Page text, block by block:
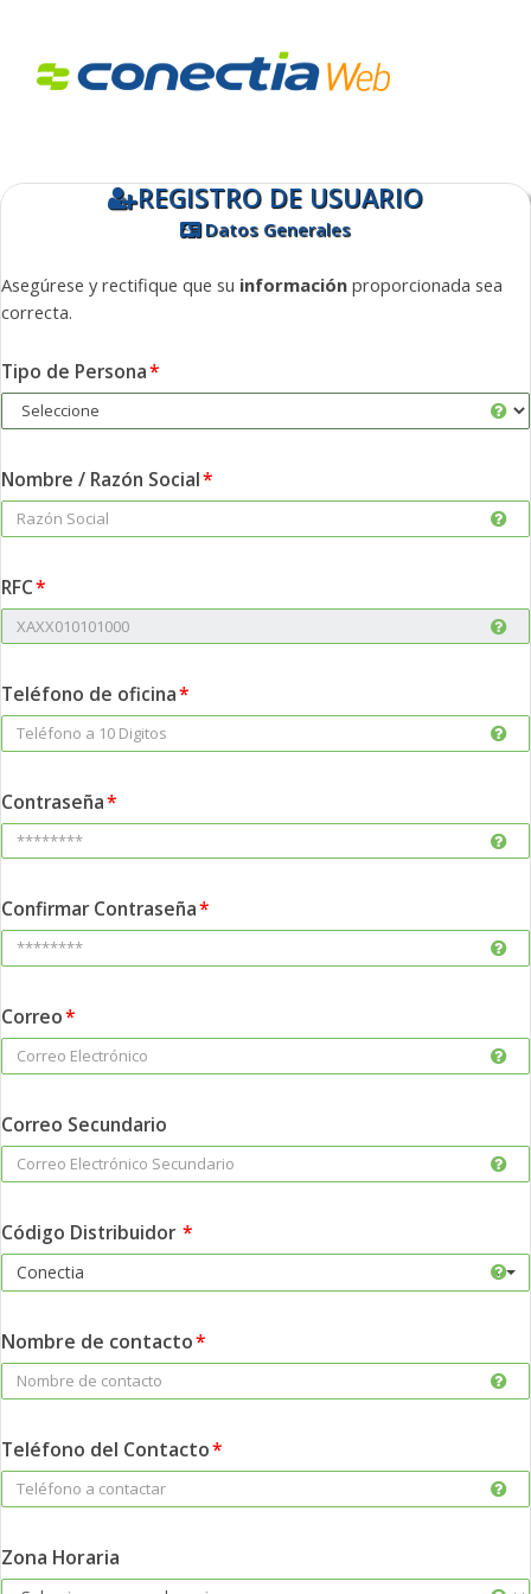
REGISTRO DE USUARIO
Datos Generales
Asegúrese y rectifique que su información proporcionada sea
correcta.
Tipo de Persona
Nombre / Razón Social
RFC
Teléfono de oficina
Contraseña
Confirmar Contraseña
Correo
Correo Secundario
Código Distribuidor
×
Conectia
Nombre de contacto
Teléfono del Contacto
Zona Horaria